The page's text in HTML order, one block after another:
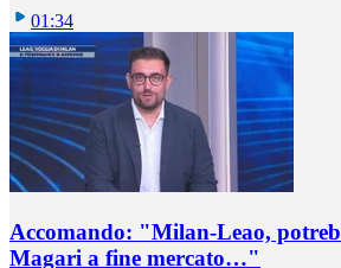
01:34
Accomando: "Milan-Leao,
Magari a fine mercato…"